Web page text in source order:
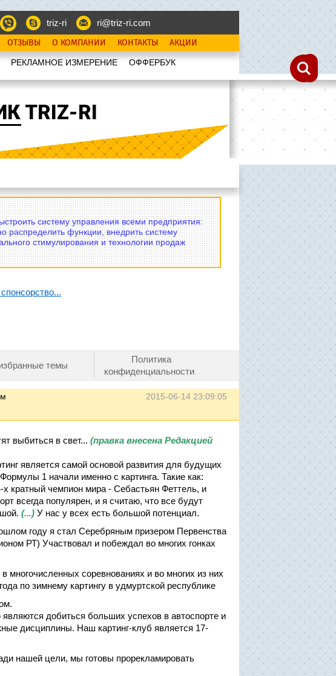
triz-ri ri@triz-ri.com
ОТЗЫВЫ О КОМПАНИИ КОНТАКТЫ АКЦИИ
РЕКЛАМНОЕ ИЗМЕРЕНИЕ OФФЕРБУК
TRIZ-RI
систему управления всеми предприятия:
распределить функции, внедрить систему
стимулирования и технологии продаж
темы
Политика
конфиденциальности
2015-06-14 23:09:05
выбиться в свет... (правка внесена Редакцией
является самой основой развития для будущих
1 начали именно с картинга. Такие как:
кратный чемпион мира - Себастьян Феттель, и
всегда популярен, и я считаю, что все будут
(...) У нас у всех есть большой потенциал.
году я стал Серебряным призером Первенства
РТ) Участвовал и побеждал во многих гонках
многочисленных соревнованиях и во многих из них
по зимнему картингу в удмуртской республике
добиться больших успехов в автоспорте и
дисциплины. Наш картинг-клуб является 17-
нашей цели, мы готовы прорекламировать